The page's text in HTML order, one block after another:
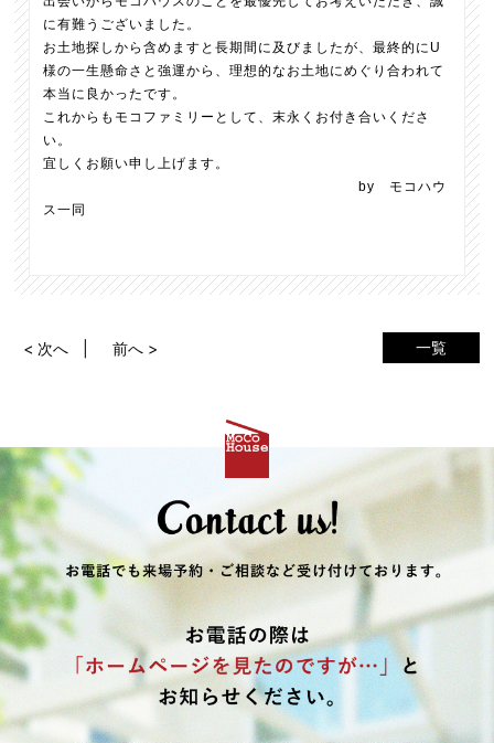
に有難うございました。
お土地探しから含めますと長期間に及びましたが、最終的にU
様の一生懸命さと強運から、理想的なお土地にめぐり合われて
本当に良かったです。
これからもモコファミリーとして、末永くお付き合いくださ
い。
宜しくお願い申し上げます。
by モコハウ
ス一同
一覧
< 次へ 前へ >